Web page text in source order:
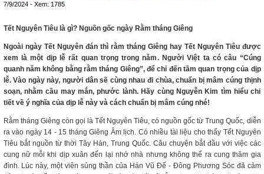
7/9/2024 - Xem: 1785
Tết Nguyên Tiêu là gì? Nguồn gốc ngày Rằm tháng Giêng
Ngoài ngày Tết Nguyên đán thì rằm tháng Giêng hay Tết Nguyên Tiêu được
xem là một dịp lễ rất quan trọng trong năm. Người Việt ta có câu “Cúng
quanh năm không bằng rằm tháng Giêng”, để chỉ đến tầm quan trọng của dịp
lễ. Vào ngày này, người dân sẽ cùng nhau đi chùa, chuẩn bị mâm cúng thịnh
soạn, nhằm cầu may mắn, phước lành. Hãy cùng Nguyễn Kim tìm hiểu chi
tiết về ý nghĩa của dịp lễ này và cách chuẩn bị mâm cúng nhé!
Rằm tháng Giêng còn gọi là Tết Nguyên Tiêu, có nguồn gốc từ Trung Quốc, diễn
ra vào ngày 14 - 15 tháng Giêng Âm lịch. Có nhiều tài liệu cho thấy Tết Nguyên
Tiêu bắt nguồn từ thời Tây Hán, Trung Quốc. Câu chuyện bắt đầu với việc các
cung nữ mỗi khi dịp xuân đến lại nhớ nhà nhưng không thể ra cung thăm gia
đình. Lúc này, một viên sủng thần của Hán Vũ Đế - Đông Phương Sóc đã cảm